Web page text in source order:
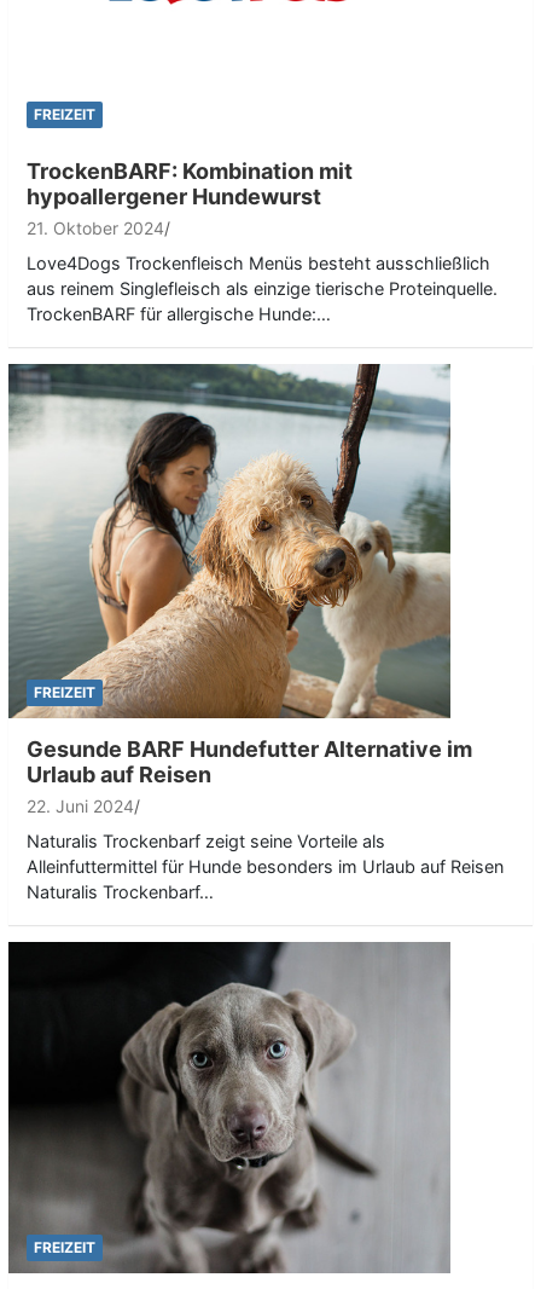
FREIZEIT
TrockenBARF: Kombination mit
hypoallergener Hundewurst
21. Oktober 2024
Love4Dogs Trockenfleisch Menüs besteht ausschließlich
aus reinem Singlefleisch als einzige tierische Proteinquelle.
TrockenBARF für allergische Hunde:…
FREIZEIT
Gesunde BARF Hundefutter Alternative im
Urlaub auf Reisen
22. Juni 2024
Naturalis Trockenbarf zeigt seine Vorteile als
Alleinfuttermittel für Hunde besonders im Urlaub auf Reisen
Naturalis Trockenbarf…
FREIZEIT